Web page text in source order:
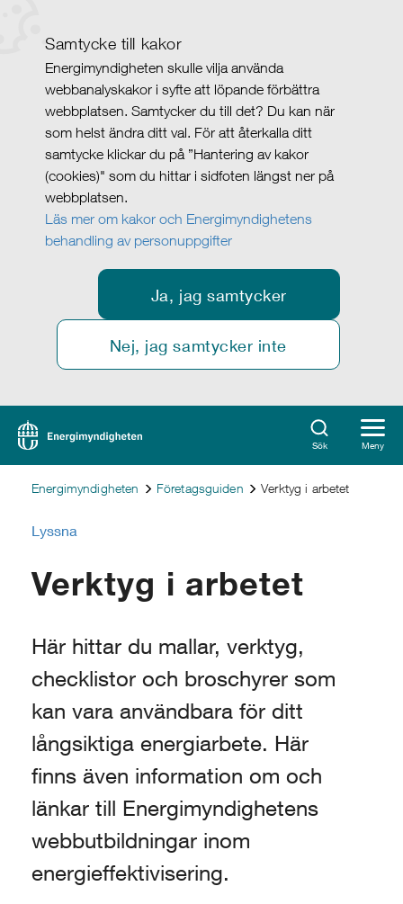
Samtycke till kakor
Energimyndigheten skulle vilja använda
webbanalyskakor i syfte att löpande förbättra
webbplatsen. Samtycker du till det? Du kan när
som helst ändra ditt val. För att återkalla ditt
samtycke klickar du på ”Hantering av kakor
(cookies)" som du hittar i sidfoten längst ner på
webbplatsen.
Läs mer om kakor och Energimyndighetens
behandling av personuppgifter
Ja, jag samtycker
Nej, jag samtycker inte
Sök Meny
Energimyndigheten Företagsguiden Verktyg i arbetet
Lyssna
Verktyg i arbetet
Här hittar du mallar, verktyg,
checklistor och broschyrer som
kan vara användbara för ditt
långsiktiga energiarbete. Här
finns även information om och
länkar till Energimyndighetens
webbutbildningar inom
energieffektivisering.